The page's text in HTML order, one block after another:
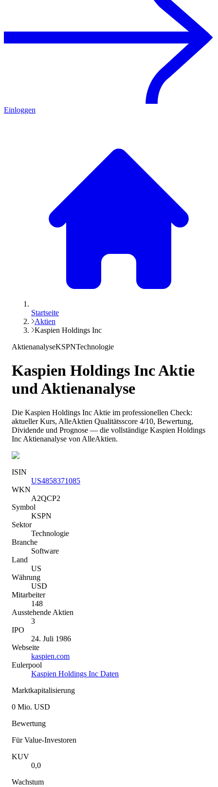
Einloggen
Startseite
Aktien
Kaspien Holdings Inc
AktienanalyseKSPNTechnologie
Kaspien Holdings IncAktie
und Aktienanalyse
Die Kaspien Holdings Inc Aktie im professionellen Check:
aktueller Kurs, AlleAktien Qualitätsscore 4/10, Bewertung,
Dividende und Prognose — die vollständige Kaspien Holdings
Inc Aktienanalyse von AlleAktien.
ISIN
US4858371085
WKN
A2QCP2
Symbol
KSPN
Sektor
Technologie
Branche
Software
Land
US
Währung
USD
Mitarbeiter
148
Ausstehende Aktien
3
IPO
24. Juli 1986
Webseite
kaspien.com
Eulerpool
Kaspien Holdings Inc Daten
Marktkapitalisierung
0 Mio. USD
Bewertung
Für Value-Investoren
KUV
0,0
Wachstum